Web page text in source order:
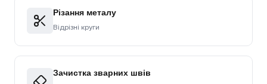
Різання металу
Відрізні круги
Зачистка зварних швів